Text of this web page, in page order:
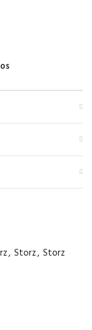
, Storz, Storz